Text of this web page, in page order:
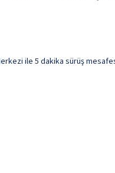
ile 5 dakika sürüş